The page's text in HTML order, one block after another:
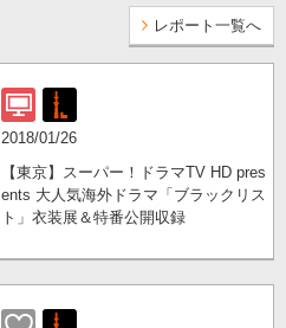
レポート一覧へ
2018/01/26
【東京】スーパー！ドラマTV HD pres
ents 大人気海外ドラマ「ブラックリス
ト」衣装展＆特番公開収録